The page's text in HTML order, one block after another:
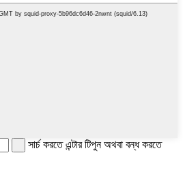
সার্চ করতে এন্টার টিপুন অথবা বন্ধ করতে